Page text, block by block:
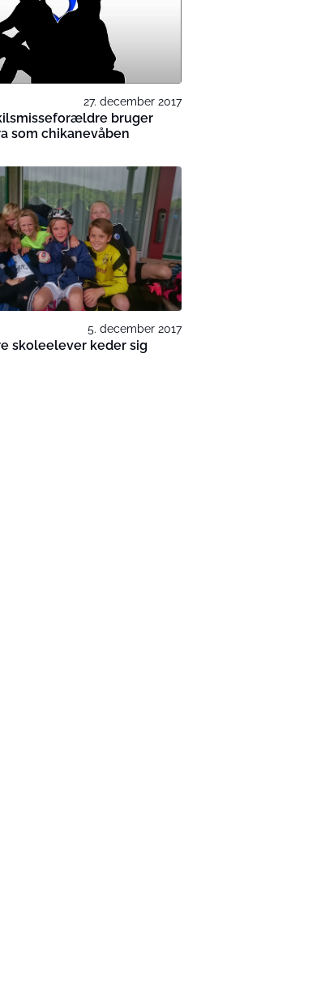
27. december 2017
bruger
som chikanevåben
5. december 2017
skoleelever keder sig